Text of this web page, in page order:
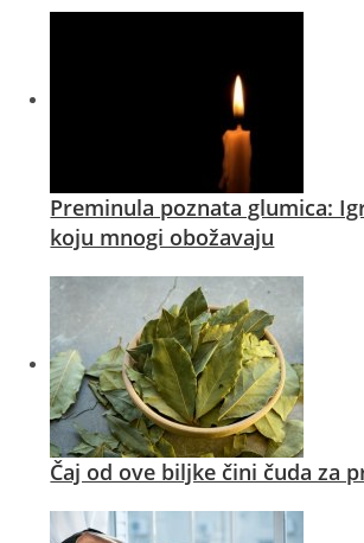
Preminula poznata glumica:
koju mnogi obožavaju
Čaj od ove biljke čini čuda za